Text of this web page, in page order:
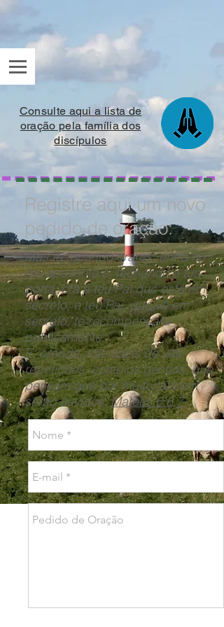
Consulte aqui a lista de
oração pela família dos
discípulos
Registre aqui um novo
pedido de oração:
Mas tu, quando orares, entra no
teu aposento e, fechando a tua
porta, ora a teu Pai que está em
secreto; e teu Pai, que vê em
secreto, te recompensará
publicamente.
E, orando, não useis de vãs
repetições, como os gentios, que
pensam que por muito falarem
serão ouvidos.Mateus 6:6,7